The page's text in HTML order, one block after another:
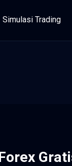
Simulasi Trading